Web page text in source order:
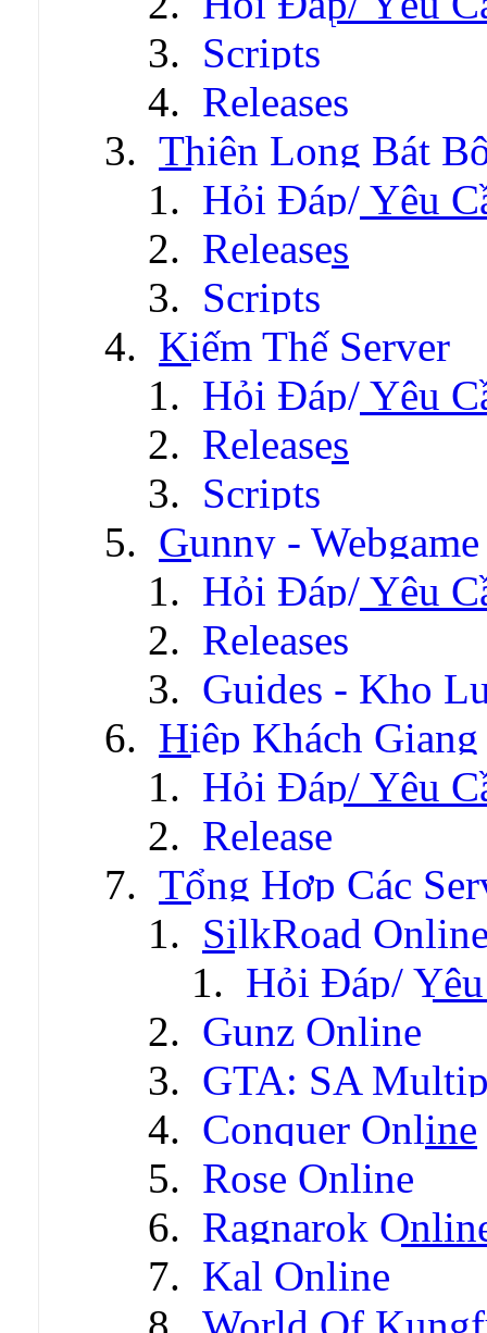
Scripts
Releases
Thiên Long Bát
Hỏi Đáp/ Yêu
Releases
Scripts
Kiếm Thế Server
Hỏi Đáp/ Yêu
Releases
Scripts
Gunny -
Hỏi Đáp/ Yêu
Releases
Guides - Kho
Hiệp Khách
Hỏi Đáp/ Yêu
Release
Tổng Hợp Các
SilkRoad
Hỏi Đáp/
Gunz Online
GTA: SA
Conquer Online
Rose Online
Ragnarok
Kal Online